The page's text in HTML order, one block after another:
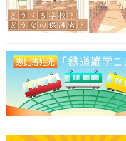
こちらもおすすめ
好き＆
【2025